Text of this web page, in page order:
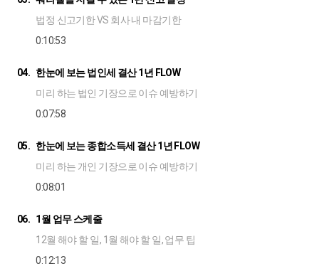
법정 신고기한 VS 회사 내 마감기한
0:10:53
04. 한눈에 보는 법인세 결산 1년 FLOW
미리 하는 법인 기장으로 이슈 예방하기
0:07:58
05. 한눈에 보는 종합소득세 결산 1년 FLOW
미리 하는 개인 기장으로 이슈 예방하기
0:08:01
06. 1월 업무 스케줄
12월 해야 할 일, 1월 해야 할 일, 업무 팁
0:12:13